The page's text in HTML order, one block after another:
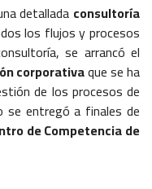
detallada consultoría
los flujos y procesos
se arrancó el
corporativaque se ha
de los procesos de
se entregó a finales de
de Competencia de